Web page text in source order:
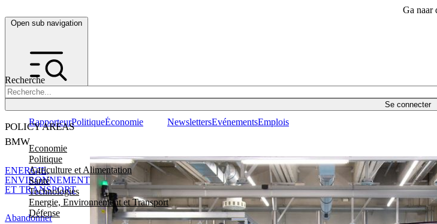
Ga naar
Open sub navigation
Recherche
Se connecter
POLICY AREAS
Economie
Politique
Agriculture et Alimentation
Santé
Technologies
Energie, Environnement et Transport
Défense
RapporteurPolitiqueÉconomie NewslettersEvénementsEmplois
BMW
Abandonner
ENERGIE,
ENVIRONNEMENT
ET TRANSPORT